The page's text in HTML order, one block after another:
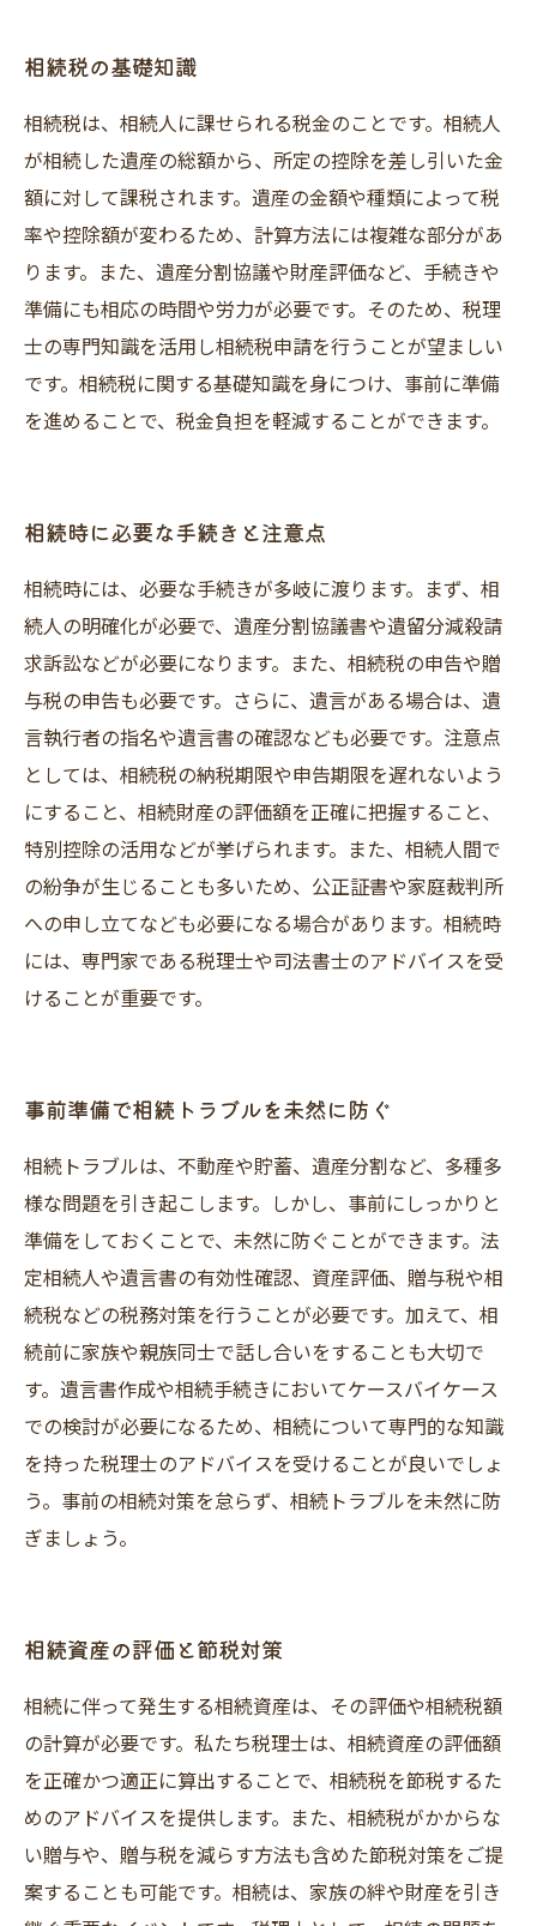
相続税の基礎知識
相続税は、相続人に課せられる税金のことです。相続人
が相続した遺産の総額から、所定の控除を差し引いた金
額に対して課税されます。遺産の金額や種類によって税
率や控除額が変わるため、計算方法には複雑な部分があ
ります。また、遺産分割協議や財産評価など、手続きや
準備にも相応の時間や労力が必要です。そのため、税理
士の専門知識を活用し相続税申請を行うことが望ましい
です。相続税に関する基礎知識を身につけ、事前に準備
を進めることで、税金負担を軽減することができます。
相続時に必要な手続きと注意点
相続時には、必要な手続きが多岐に渡ります。まず、相
続人の明確化が必要で、遺産分割協議書や遺留分減殺請
求訴訟などが必要になります。また、相続税の申告や贈
与税の申告も必要です。さらに、遺言がある場合は、遺
言執行者の指名や遺言書の確認なども必要です。注意点
としては、相続税の納税期限や申告期限を遅れないよう
にすること、相続財産の評価額を正確に把握すること、
特別控除の活用などが挙げられます。また、相続人間で
の紛争が生じることも多いため、公正証書や家庭裁判所
への申し立てなども必要になる場合があります。相続時
には、専門家である税理士や司法書士のアドバイスを受
けることが重要です。
事前準備で相続トラブルを未然に防ぐ
相続トラブルは、不動産や貯蓄、遺産分割など、多種多
様な問題を引き起こします。しかし、事前にしっかりと
準備をしておくことで、未然に防ぐことができます。法
定相続人や遺言書の有効性確認、資産評価、贈与税や相
続税などの税務対策を行うことが必要です。加えて、相
続前に家族や親族同士で話し合いをすることも大切で
す。遺言書作成や相続手続きにおいてケースバイケース
での検討が必要になるため、相続について専門的な知識
を持った税理士のアドバイスを受けることが良いでしょ
う。事前の相続対策を怠らず、相続トラブルを未然に防
ぎましょう。
相続資産の評価と節税対策
相続に伴って発生する相続資産は、その評価や相続税額
の計算が必要です。私たち税理士は、相続資産の評価額
を正確かつ適正に算出することで、相続税を節税するた
めのアドバイスを提供します。また、相続税がかからな
い贈与や、贈与税を減らす方法も含めた節税対策をご提
案することも可能です。相続は、家族の絆や財産を引き